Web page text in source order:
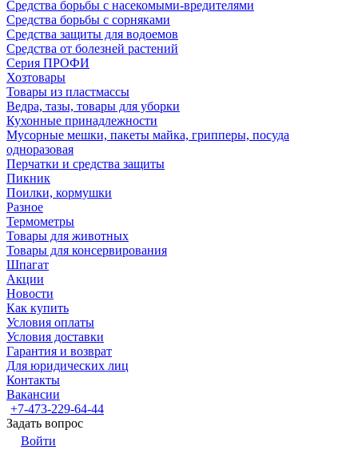
Средства борьбы с насекомыми-вредителями
Средства борьбы с сорняками
Средства защиты для водоемов
Средства от болезней растений
Серия ПРОФИ
Хозтовары
Товары из пластмассы
Ведра, тазы, товары для уборки
Кухонные принадлежности
Мусорные мешки, пакеты майка, грипперы, посуда
одноразовая
Перчатки и средства защиты
Пикник
Поилки, кормушки
Разное
Термометры
Товары для животных
Товары для консервирования
Шпагат
Акции
Новости
Как купить
Условия оплаты
Условия доставки
Гарантия и возврат
Для юридических лиц
Контакты
Вакансии
+7-473-229-64-44
Задать вопрос
Войти